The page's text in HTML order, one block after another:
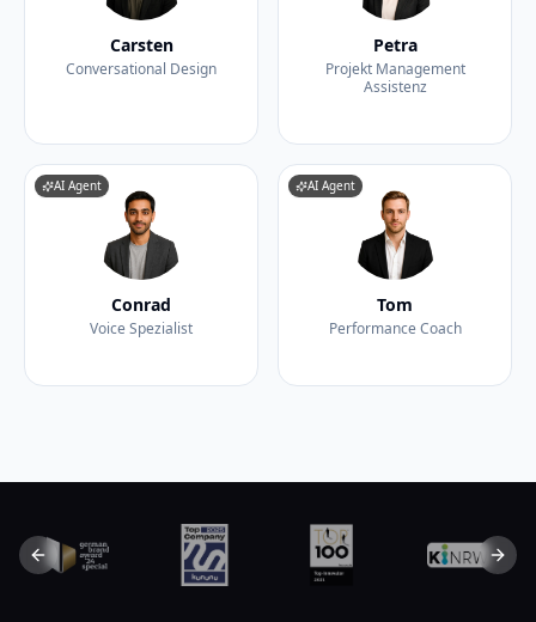
Carsten
Conversational Design
Petra
Projekt Management
Assistenz
AI Agent
Conrad
Voice Spezialist
AI Agent
Tom
Performance Coach
Previous slide